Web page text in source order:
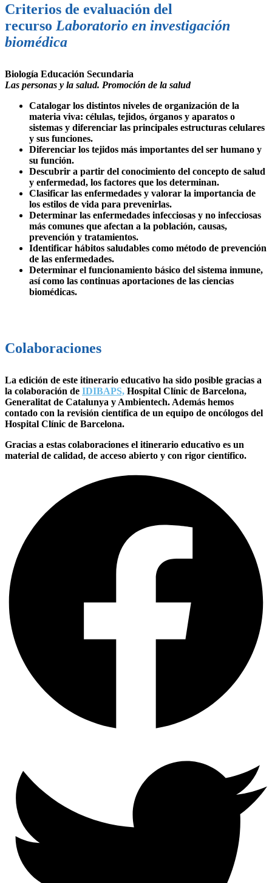
Criterios de evaluación del
recurso Laboratorio en investigación
biomédica
Biología Educación Secundaria
Las personas y la salud. Promoción de la salud
Catalogar los distintos niveles de organización de la
materia viva: células, tejidos, órganos y aparatos o
sistemas y diferenciar las principales estructuras celulares
y sus funciones.
Diferenciar los tejidos más importantes del ser humano y
su función.
Descubrir a partir del conocimiento del concepto de salud
y enfermedad, los factores que los determinan.
Clasificar las enfermedades y valorar la importancia de
los estilos de vida para prevenirlas.
Determinar las enfermedades infecciosas y no infecciosas
más comunes que afectan a la población, causas,
prevención y tratamientos.
Identificar hábitos saludables como método de prevención
de las enfermedades.
Determinar el funcionamiento básico del sistema inmune,
así como las continuas aportaciones de las ciencias
biomédicas.
Colaboraciones
La edición de este itinerario educativo ha sido posible gracias a
la colaboración de IDIBAPS, Hospital Clínic de Barcelona,
Generalitat de Catalunya y Ambientech. Además hemos
contado con la revisión científica de un equipo de oncólogos del
Hospital Clínic de Barcelona.
Gracias a estas colaboraciones el itinerario educativo es un
material de calidad, de acceso abierto y con rigor científico.